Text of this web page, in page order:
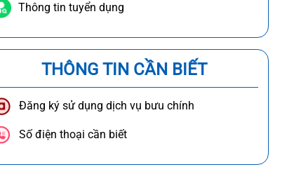
Thông tin tuyển dụng
THÔNG TIN CẦN BIẾT
Đăng ký sử dụng dịch vụ bưu chính
Số điện thoại cần biết